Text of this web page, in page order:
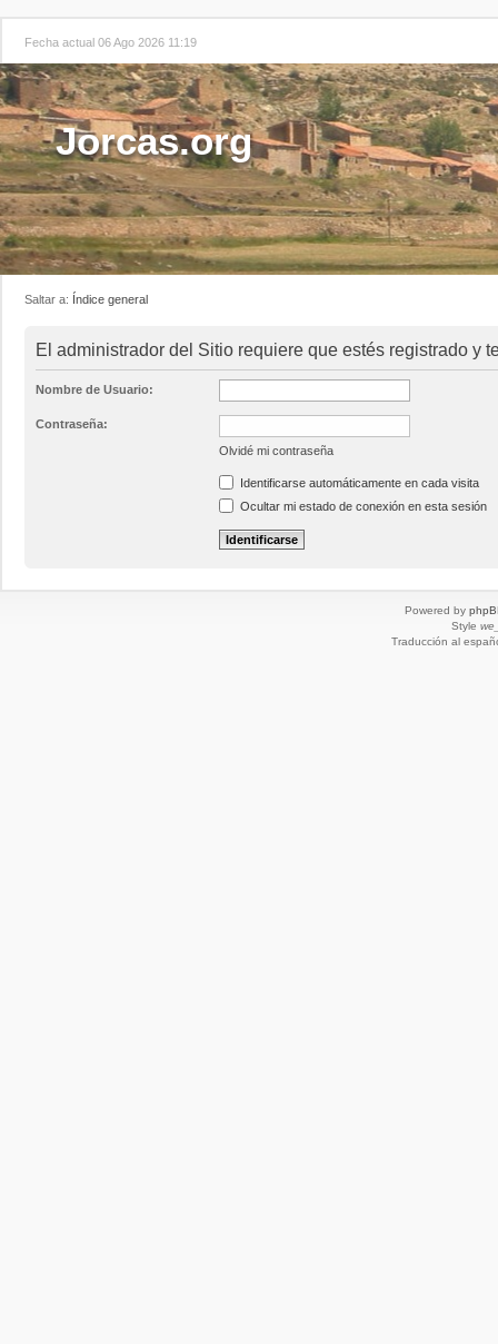
Fecha actual 06 Ago 2026 11:19
Jorcas.org
Saltar a: Índice general
El administrador del Sitio requiere que estés registrado y
Nombre de Usuario:
Contraseña:
Olvidé mi contraseña
Identificarse automáticamente en cada visita
Ocultar mi estado de conexión en esta sesión
Powered by
Style
Traducción al